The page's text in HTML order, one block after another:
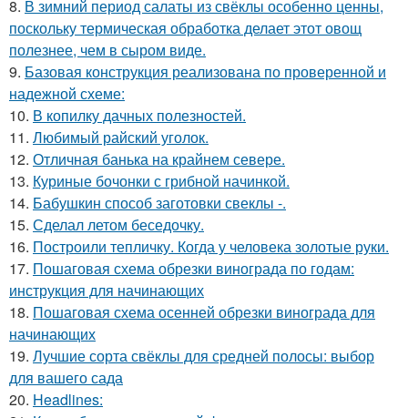
8. В зимний период салаты из свёклы особенно ценны,
поскольку термическая обработка делает этот овощ
полезнее, чем в сыром виде.
9. Базовая конструкция реализована по проверенной и
надежной схеме:
10. В копилку дачных полезностей.
11. Любимый райский уголок.
12. Отличная банька на крайнем севере.
13. Куриные бочонки с грибной начинкой.
14. Бабушкин способ заготовки свеклы -.
15. Сделал летом беседочку.
16. Построили тепличку. Когда у человека золотые руки.
17. Пошаговая схема обрезки винограда по годам:
инструкция для начинающих
18. Пошаговая схема осенней обрезки винограда для
начинающих
19. Лучшие сорта свёклы для средней полосы: выбор
для вашего сада
20. Headlines: